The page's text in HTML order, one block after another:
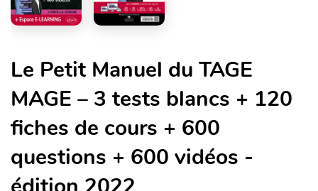
Le Petit Manuel du TAGE
MAGE – 3 tests blancs + 120
fiches de cours + 600
questions + 600 vidéos -